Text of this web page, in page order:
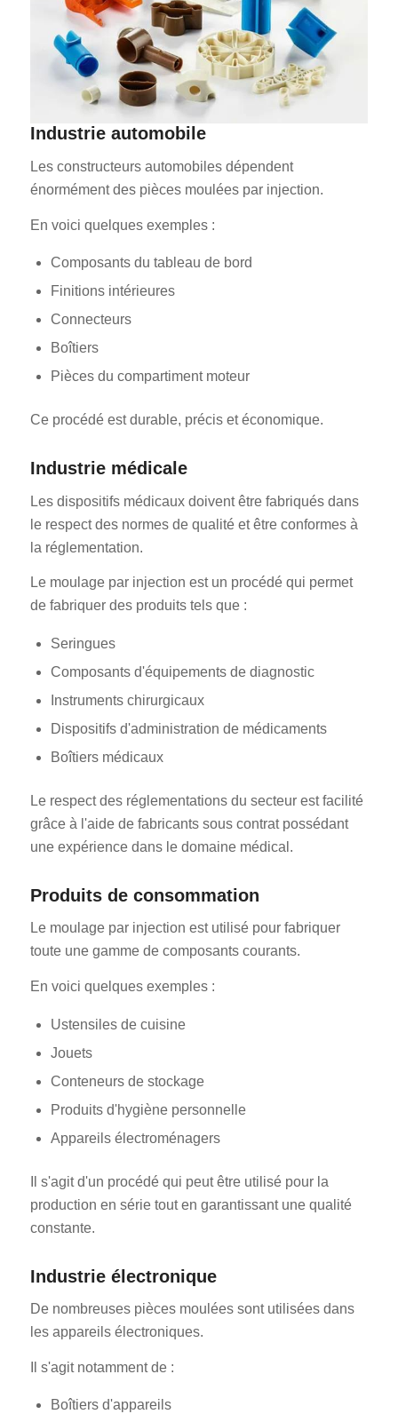
Industrie automobile
Les constructeurs automobiles dépendent
énormément des pièces moulées par injection.
En voici quelques exemples :
Composants du tableau de bord
Finitions intérieures
Connecteurs
Boîtiers
Pièces du compartiment moteur
Ce procédé est durable, précis et économique.
Industrie médicale
Les dispositifs médicaux doivent être fabriqués dans
le respect des normes de qualité et être conformes à
la réglementation.
Le moulage par injection est un procédé qui permet
de fabriquer des produits tels que :
Seringues
Composants d'équipements de diagnostic
Instruments chirurgicaux
Dispositifs d'administration de médicaments
Boîtiers médicaux
Le respect des réglementations du secteur est facilité
grâce à l'aide de fabricants sous contrat possédant
une expérience dans le domaine médical.
Produits de consommation
Le moulage par injection est utilisé pour fabriquer
toute une gamme de composants courants.
En voici quelques exemples :
Ustensiles de cuisine
Jouets
Conteneurs de stockage
Produits d'hygiène personnelle
Appareils électroménagers
Il s'agit d'un procédé qui peut être utilisé pour la
production en série tout en garantissant une qualité
constante.
Industrie électronique
De nombreuses pièces moulées sont utilisées dans
les appareils électroniques.
Il s'agit notamment de :
Boîtiers d'appareils